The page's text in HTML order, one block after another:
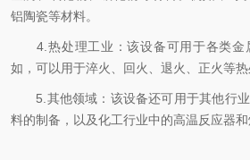
铝陶瓷等材料。
4.热处理工业：该设备可用于各类金
如，可以用于淬火、回火、退火、正火等热
5.其他领域：该设备还可用于其他行业
料的制备，以及化工行业中的高温反应器和